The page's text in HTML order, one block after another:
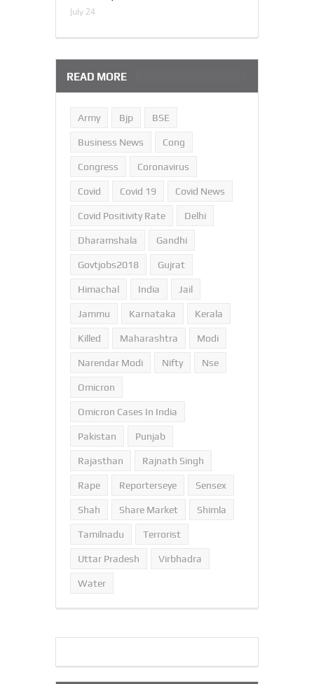
July 24
READ MORE
Army Bjp BSE
Business News Cong
Congress Coronavirus
Covid Covid 19 Covid News
Covid Positivity Rate Delhi
Dharamshala Gandhi
Govtjobs2018 Gujrat
Himachal India Jail
Jammu Karnataka Kerala
Killed Maharashtra Modi
Narendar Modi Nifty Nse
Omicron
Omicron Cases In India
Pakistan Punjab
Rajasthan Rajnath Singh
Rape Reporterseye Sensex
Shah Share Market Shimla
Tamilnadu Terrorist
Uttar Pradesh Virbhadra
Water